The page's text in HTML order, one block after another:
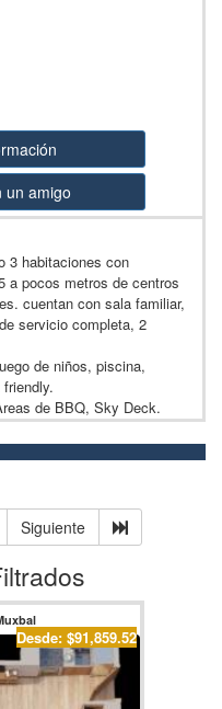
un amigo
3 habitaciones con
a pocos metros de centros
cuentan con sala familiar,
servicio completa, 2
de niños, piscina,
de BBQ, Sky Deck.
Siguiente
Desde: $91,859.52